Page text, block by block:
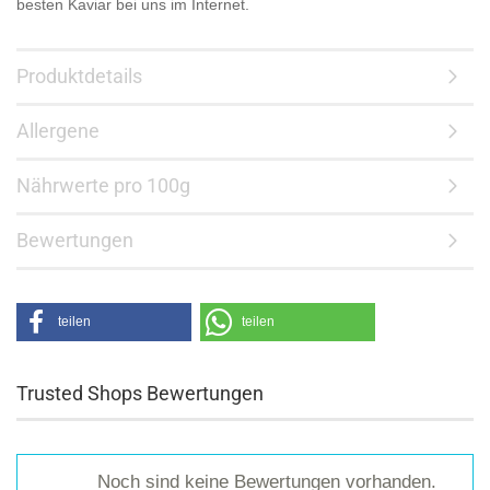
besten Kaviar bei uns im Internet.
Produktdetails
Allergene
Nährwerte pro 100g
Bewertungen
teilen teilen
Trusted Shops Bewertungen
Noch sind keine Bewertungen vorhanden.